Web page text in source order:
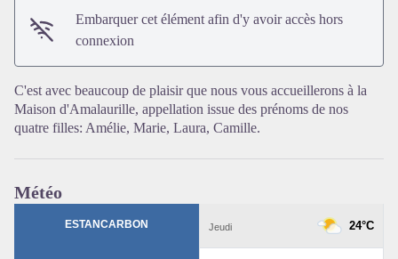
Voir l'image en plein écran
Embarquer cet élément afin d'y avoir accès hors
connexion
C'est avec beaucoup de plaisir que nous vous accueillerons à la
Maison d'Amalaurille, appellation issue des prénoms de nos
quatre filles: Amélie, Marie, Laura, Camille.
Météo